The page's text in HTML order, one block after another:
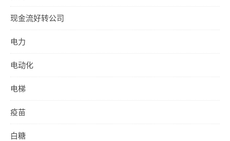
现金流好转公司
电力
电动化
电梯
疫苗
白糖